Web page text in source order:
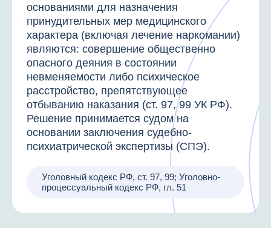
основаниями для назначения
принудительных мер медицинского
характера (включая лечение наркомании)
являются: совершение общественно
опасного деяния в состоянии
невменяемости либо психическое
расстройство, препятствующее
отбыванию наказания (ст. 97, 99 УК РФ).
Решение принимается судом на
основании заключения судебно-
психиатрической экспертизы (СПЭ).
Уголовный кодекс РФ, ст. 97, 99; Уголовно-
процессуальный кодекс РФ, гл. 51